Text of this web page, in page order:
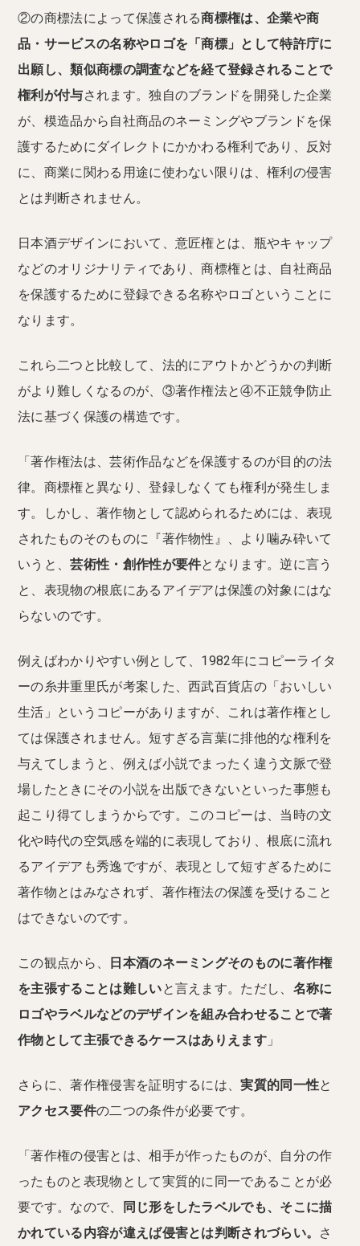
②の商標法によって保護される商標権は、企業や商
品・サービスの名称やロゴを「商標」として特許庁に
出願し、類似商標の調査などを経て登録されることで
権利が付与されます。独自のブランドを開発した企業
が、模造品から自社商品のネーミングやブランドを保
護するためにダイレクトにかかわる権利であり、反対
に、商業に関わる用途に使わない限りは、権利の侵害
とは判断されません。
日本酒デザインにおいて、意匠権とは、瓶やキャップ
などのオリジナリティであり、商標権とは、自社商品
を保護するために登録できる名称やロゴということに
なります。
これら二つと比較して、法的にアウトかどうかの判断
がより難しくなるのが、③著作権法と④不正競争防止
法に基づく保護の構造です。
「著作権法は、芸術作品などを保護するのが目的の法
律。商標権と異なり、登録しなくても権利が発生しま
す。しかし、著作物として認められるためには、表現
されたものそのものに『著作物性』、より噛み砕いて
いうと、芸術性・創作性が要件となります。逆に言う
と、表現物の根底にあるアイデアは保護の対象にはな
らないのです。
例えばわかりやすい例として、1982年にコピーライタ
ーの糸井重里氏が考案した、西武百貨店の「おいしい
生活」というコピーがありますが、これは著作権とし
ては保護されません。短すぎる言葉に排他的な権利を
与えてしまうと、例えば小説でまったく違う文脈で登
場したときにその小説を出版できないといった事態も
起こり得てしまうからです。このコピーは、当時の文
化や時代の空気感を端的に表現しており、根底に流れ
るアイデアも秀逸ですが、表現として短すぎるために
著作物とはみなされず、著作権法の保護を受けること
はできないのです。
この観点から、
日本酒のネーミングそのものに著作権
を主張することは難しいと言えます。ただし、 名称に
ロゴやラベルなどのデザインを組み合わせることで著
作物として主張できるケースはありえます 」
さらに、著作権侵害を証明するには、実質的同一性と
アクセス要件の二つの条件が必要です。
「著作権の侵害とは、相手が作ったものが、自分の作
ったものと表現物として実質的に同一であることが必
要です。なので、
同じ形をしたラベルでも、そこに描
かれている内容が違えば侵害とは判断されづらい。 さ